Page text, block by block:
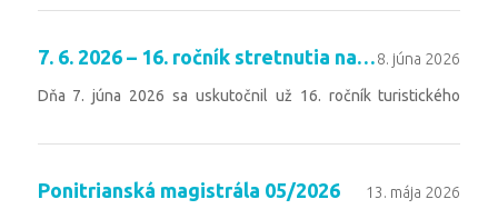
7. 6. 2026 – 16. ročník stretnutia na Chotárnej8. júna 2026
Dňa 7. júna 2026 sa uskutočnil už 16. ročník turistického
Čítaj viac
Ponitrianská magistrála 05/2026 13. mája 2026